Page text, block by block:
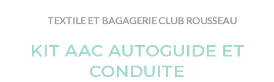
TEXTILE ET BAGAGERIE CLUB ROUSSEAU
KIT AAC AUTOGUIDE ET
CONDUITE